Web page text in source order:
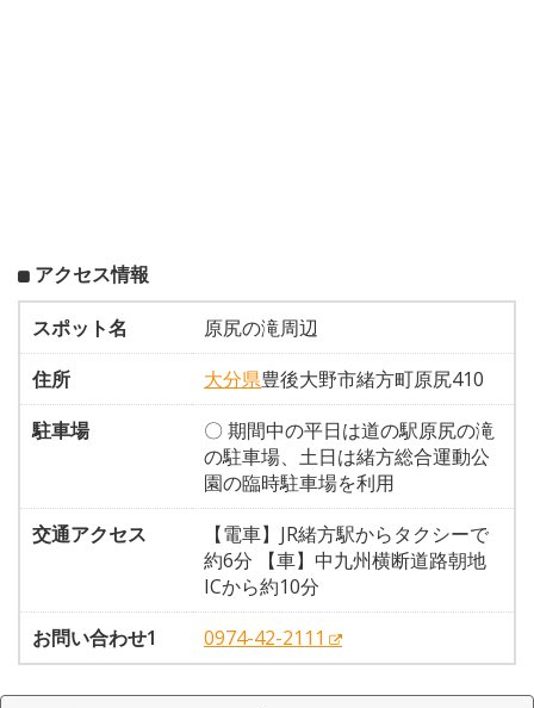
アクセス情報
スポット名
原尻の滝周辺
住所
大分県豊後大野市緒方町原尻410
駐車場
〇 期間中の平日は道の駅原尻の滝
の駐車場、土日は緒方総合運動公
園の臨時駐車場を利用
交通アクセス
【電車】JR緒方駅からタクシーで
約6分 【車】中九州横断道路朝地
ICから約10分
お問い合わせ1
0974-42-2111